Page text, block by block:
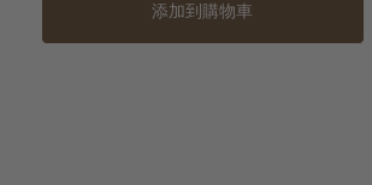
添加到購物車